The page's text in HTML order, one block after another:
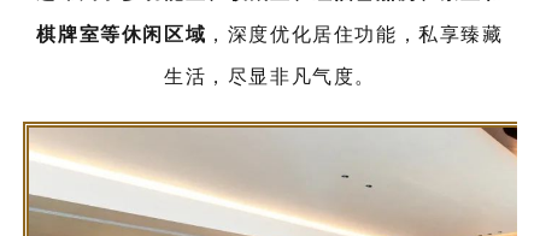
棋牌室等休闲区域 ，深度优化居住功能，私享臻藏
生活，尽显非凡气度。